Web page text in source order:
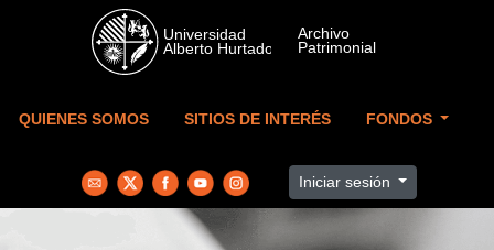
Skip to main content
QUIENES SOMOS SITIOS DE INTERÉS FONDOS
Iniciar sesión